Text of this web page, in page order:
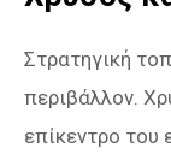
Στρατηγική
περιβάλλον.
επίκεντρο του